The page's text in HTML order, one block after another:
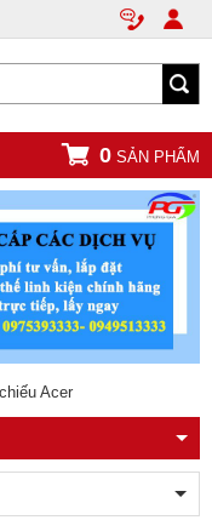
0 SẢN PHẨM
Acer